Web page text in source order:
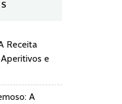
Receita
e
A